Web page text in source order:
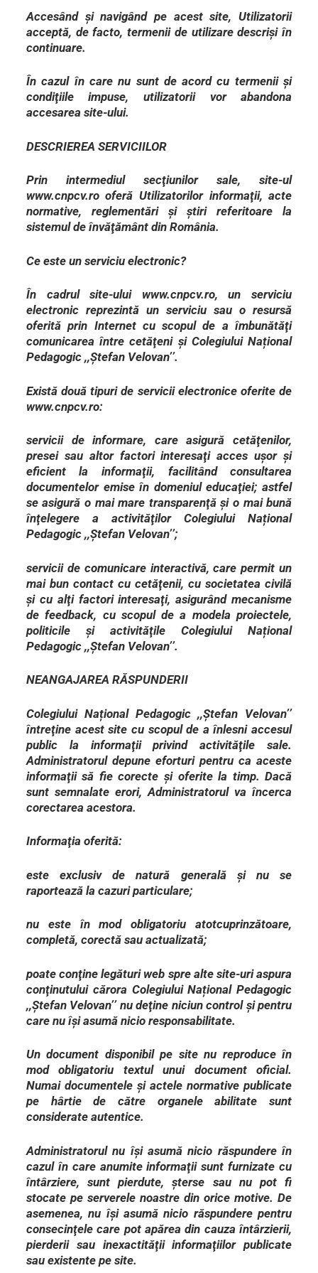
Accesând şi navigând pe acest site, Utilizatorii
acceptă, de facto, termenii de utilizare descrişi în
continuare.
În cazul în care nu sunt de acord cu termenii şi
condiţiile impuse, utilizatorii vor abandona
accesarea site-ului.
DESCRIEREA SERVICIILOR
Prin intermediul secţiunilor sale, site-ul
www.cnpcv.ro oferă Utilizatorilor informaţii, acte
normative, reglementări şi ştiri referitoare la
sistemul de învăţământ din România.
Ce este un serviciu electronic?
În cadrul site-ului www.cnpcv.ro, un serviciu
electronic reprezintă un serviciu sau o resursă
oferită prin Internet cu scopul de a îmbunătăţi
comunicarea între cetăţeni şi Colegiului Național
Pedagogic ,,Ștefan Velovan’’.
Există două tipuri de servicii electronice oferite de
www.cnpcv.ro:
servicii de informare, care asigură cetăţenilor,
presei sau altor factori interesaţi acces uşor şi
eficient la informaţii, facilitând consultarea
documentelor emise în domeniul educaţiei; astfel
se asigură o mai mare transparenţă şi o mai bună
înţelegere a activităţilor Colegiului Național
Pedagogic ,,Ștefan Velovan’’;
servicii de comunicare interactivă, care permit un
mai bun contact cu cetăţenii, cu societatea civilă
şi cu alţi factori interesaţi, asigurând mecanisme
de feedback, cu scopul de a modela proiectele,
politicile şi activităţile Colegiului Național
Pedagogic ,,Ștefan Velovan’’.
NEANGAJAREA RĂSPUNDERII
Colegiului Național Pedagogic ,,Ștefan Velovan’’
întreţine acest site cu scopul de a înlesni accesul
public la informaţii privind activităţile sale.
Administratorul depune eforturi pentru ca aceste
informaţii să fie corecte şi oferite la timp. Dacă
sunt semnalate erori, Administratorul va încerca
corectarea acestora.
Informaţia oferită:
este exclusiv de natură generală şi nu se
raportează la cazuri particulare;
nu este în mod obligatoriu atotcuprinzătoare,
completă, corectă sau actualizată;
poate conţine legături web spre alte site-uri aspura
conţinutului cărora Colegiului Național Pedagogic
,,Ștefan Velovan’’ nu deţine niciun control şi pentru
care nu îşi asumă nicio responsabilitate.
Un document disponibil pe site nu reproduce în
mod obligatoriu textul unui document oficial.
Numai documentele şi actele normative publicate
pe hârtie de către organele abilitate sunt
considerate autentice.
Administratorul nu îşi asumă nicio răspundere în
cazul în care anumite informaţii sunt furnizate cu
întârziere, sunt pierdute, şterse sau nu pot fi
stocate pe serverele noastre din orice motive. De
asemenea, nu îşi asumă nicio răspundere pentru
consecinţele care pot apărea din cauza întârzierii,
pierderii sau inexactităţii informaţiilor publicate
sau existente pe site.